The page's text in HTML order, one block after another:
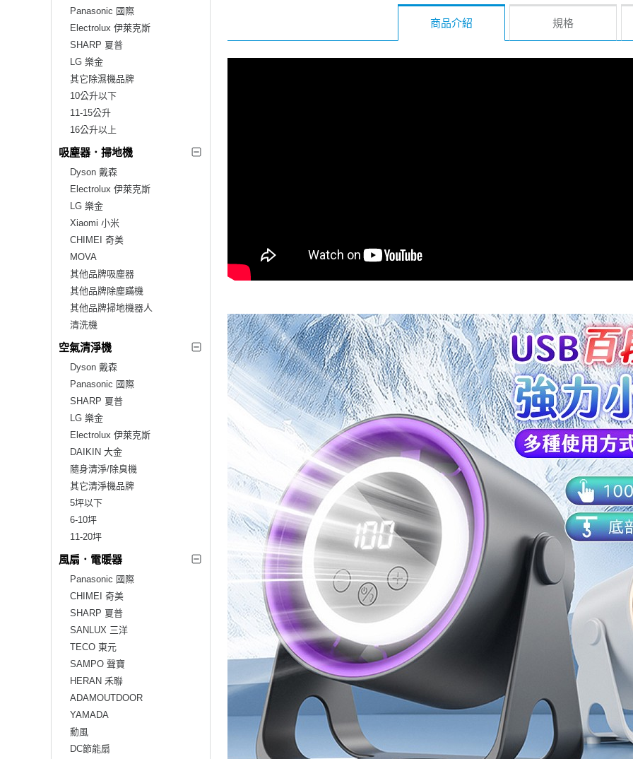
Panasonic 國際
Electrolux 伊萊克斯
SHARP 夏普
LG 樂金
其它除濕機品牌
10公升以下
11-15公升
16公升以上
吸塵器．掃地機
Dyson 戴森
Electrolux 伊萊克斯
LG 樂金
Xiaomi 小米
CHIMEI 奇美
MOVA
其他品牌吸塵器
其他品牌除塵蹣機
其他品牌掃地機器人
清洗機
空氣清淨機
Dyson 戴森
Panasonic 國際
SHARP 夏普
LG 樂金
Electrolux 伊萊克斯
DAIKIN 大金
隨身清淨/除臭機
其它清淨機品牌
5坪以下
6-10坪
11-20坪
風扇．電暖器
Panasonic 國際
CHIMEI 奇美
SHARP 夏普
SANLUX 三洋
TECO 東元
SAMPO 聲寶
HERAN 禾聯
ADAMOUTDOOR
YAMADA
勳風
DC節能扇
商品介紹 規格